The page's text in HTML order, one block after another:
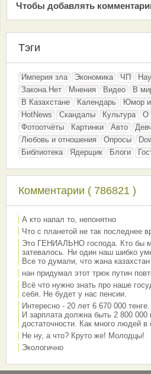
Чтобы добавлять
Тэги
Империя зла Экономика ЧП
Закона.Нет
Мнения Видео В
В Казахстане
Календарь Юмор и
HotNews
Скандалы Культура О
Фотоотчёты
Картинки Авто
Любовь и отношения
Опросы
Библиотека
Ядерщик Блоги
Комментарии ( 786821 )
А кто напал то, непонятно
Что с планетой не так последнее
Это ГЕНИАЛЬНО господа. Кто бы
затевалось. Ни один наш шибко
Все то думали, что жана казахстан
нан придумал этот трюк путин
Всё что нужно знать про наше
себя. Не будет у нас пенсии.
Интересно - 20 лет 6 670 000
И зарплата должна быть 2 800 000
достаточности. Как много людей
Не ну, а что? Круто же! Молодцы!
Экологично